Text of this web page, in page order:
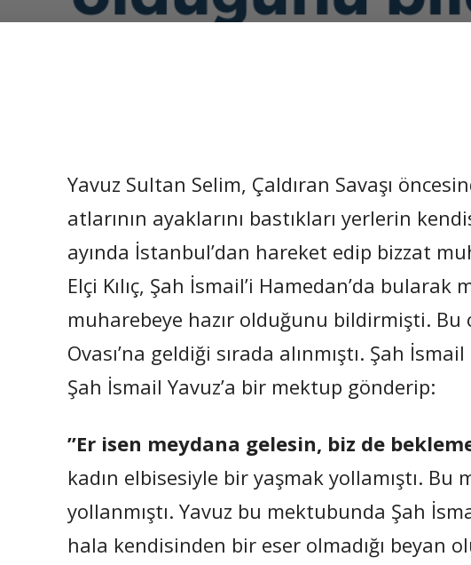
Yavuz Sultan Selim, Çaldıran Savaşı
atlarının ayaklarını bastıkları yerlerin
ayında İstanbul’dan hareket edip bizzat
Elçi Kılıç, Şah İsmail’i Hamedan’da
muharebeye hazır olduğunu bildirmişti. Bu
Ovası’na geldiği sırada alınmıştı. Şah
Şah İsmail Yavuz’a bir mektup gönderip:
”Er isen meydana gelesin, biz de
kadın elbisesiyle bir yaşmak yollamıştı. Bu
yollanmıştı. Yavuz bu mektubunda Şah
hala kendisinden bir eser olmadığı beyan